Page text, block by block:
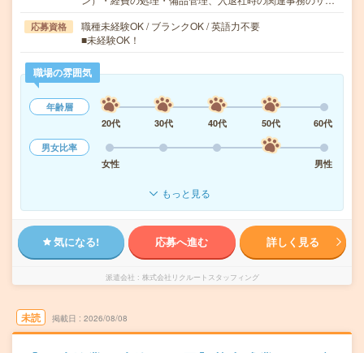
応募資格
職種未経験OK / ブランクOK / 英語力不要
■未経験OK！
職場の雰囲気
年齢層
20代
30代 40代 50代
60代
男女比率
女性
男性
もっと見る
気になる! 応募へ進む 詳しく見る
派遣会社 株式会社リクルートスタッフィング
未読 掲載日 2026/08/08